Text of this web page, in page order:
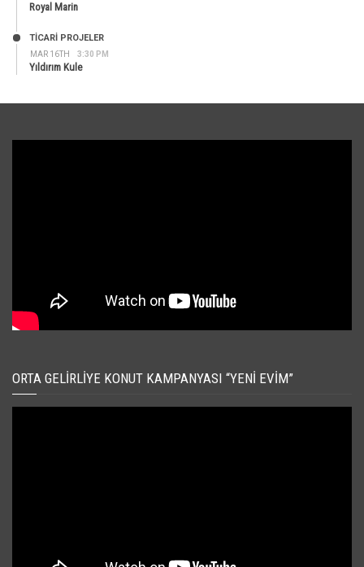
Royal Marin
MAR 16TH 3:30 PM
TİCARİ PROJELER
Yıldırım Kule
ORTA GELIRLIYE KONUT KAMPANYASI “YENI EVIM”